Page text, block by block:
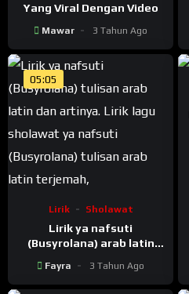
Yang Viral Dengan Video
Mawar 3 Tahun Ago
05:05
Lirik Sholawat
Lirik ya nafsuti
(Busyrolana) arab latin
Fayra 3 Tahun Ago